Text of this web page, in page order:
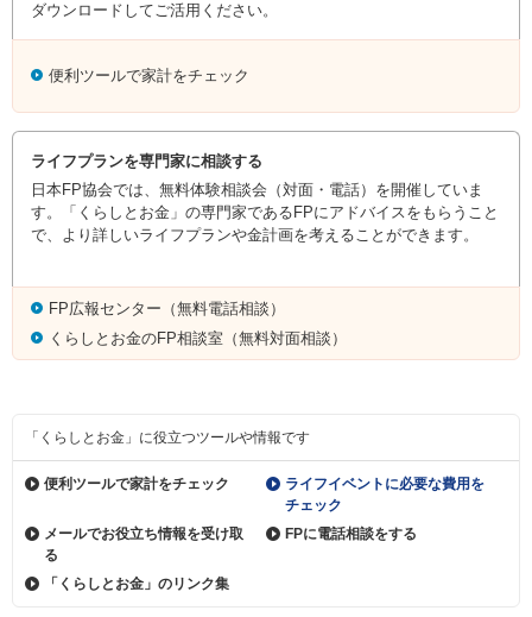
ダウンロードしてご活用ください。
便利ツールで家計をチェック
ライフプランを専門家に相談する
日本FP協会では、無料体験相談会（対面・電話）を開催していま
す。「くらしとお金」の専門家であるFPにアドバイスをもらうこと
で、より詳しいライフプランや金計画を考えることができます。
FP広報センター（無料電話相談）
くらしとお金のFP相談室（無料対面相談）
「くらしとお金」に役立つツールや情報です
便利ツールで家計をチェック
ライフイベントに必要な費用を
チェック
メールでお役立ち情報を受け取
る
FPに電話相談をする
「くらしとお金」のリンク集